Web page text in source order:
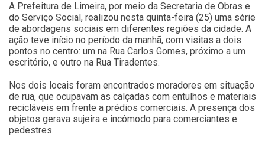
A Prefeitura de Limeira, por meio da Secretaria de Obras e
do Serviço Social, realizou nesta quinta-feira (25) uma série
de abordagens sociais em diferentes regiões da cidade. A
ação teve início no período da manhã, com visitas a dois
pontos no centro: um na Rua Carlos Gomes, próximo a um
escritório, e outro na Rua Tiradentes.
Nos dois locais foram encontrados moradores em situação
de rua, que ocupavam as calçadas com entulhos e materiais
recicláveis em frente a prédios comerciais. A presença dos
objetos gerava sujeira e incômodo para comerciantes e
pedestres.